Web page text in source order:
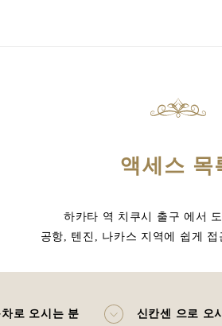
액세스 목
하카타 역 치쿠시 출구 에서
공항, 텐진, 나카스 지역에 쉽게
로 오시는 분 신칸센 으로 오